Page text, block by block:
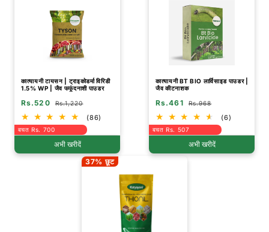
कात्यायनी टायसन | ट्राइकोडर्मा विरिडी
1.5% WP | जैव फफूंदनाशी पाउडर
Rs.520 Rs.1,220
(86)
बचत Rs. 700
अभी खरीदें
कात्यायनी BT BIO लार्विसाइड पाउडर |
जैव कीटनाशक
Rs.461 Rs.968
(6)
बचत Rs. 507
अभी खरीदें
37% छूट